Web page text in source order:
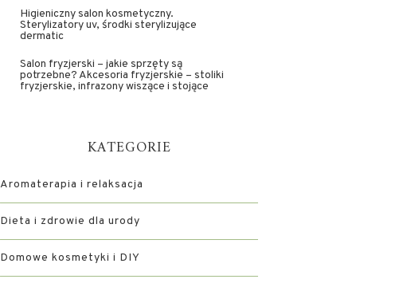
Higieniczny salon kosmetyczny.
Sterylizatory uv, środki sterylizujące
dermatic
Salon fryzjerski – jakie sprzęty są
potrzebne? Akcesoria fryzjerskie – stoliki
fryzjerskie, infrazony wiszące i stojące
KATEGORIE
Aromaterapia i relaksacja
Dieta i zdrowie dla urody
Domowe kosmetyki i DIY